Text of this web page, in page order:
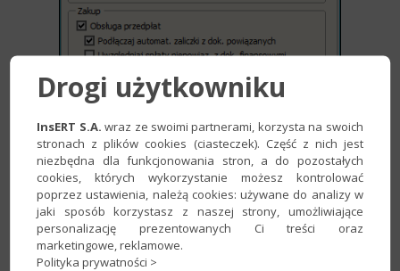
II Dla wybranego kontrahenta
Aby zablokować możliwość sprzedaży odroczonej dla
konkretnego kontrahenta, należy:
Drogi użytkowniku
InsERT S.A. wraz ze swoimi partnerami, korzysta na swoich
stronach z plików cookies (ciasteczek). Część z nich jest
niezbędna dla funkcjonowania stron, a do pozostałych
cookies, których wykorzystanie możesz kontrolować
poprzez ustawienia, należą cookies: używane do analizy w
jaki sposób korzystasz z naszej strony, umożliwiające
personalizację prezentowanych Ci treści oraz
marketingowe, reklamowe.
Polityka prywatności >